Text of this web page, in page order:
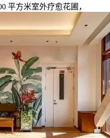
平方米室外疗愈花圃，